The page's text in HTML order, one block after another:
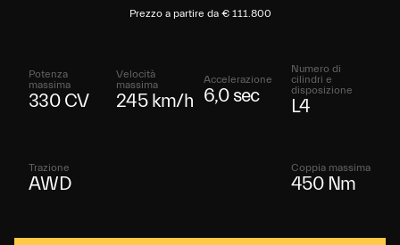
Prezzo a partire da € 111.800
Potenza
massima
330 CV
Velocità
massima
245 km/h
Accelerazione
6,0 sec
Numero di
cilindri e
disposizione
L4
Trazione
AWD
Coppia massima
450 Nm